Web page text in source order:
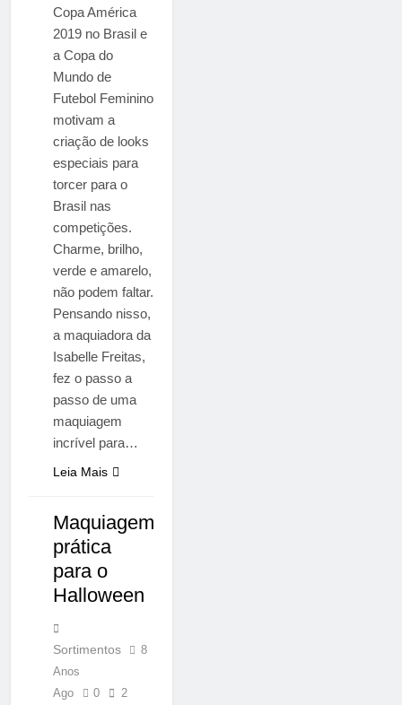
Copa América
2019 no Brasil e
a Copa do
Mundo de
Futebol Feminino
motivam a
criação de looks
especiais para
torcer para o
Brasil nas
competições.
Charme, brilho,
verde e amarelo,
não podem faltar.
Pensando nisso,
a maquiadora da
Isabelle Freitas,
fez o passo a
passo de uma
maquiagem
incrível para…
Leia Mais
NOTÍCIAS
Maquiagem
prática
para o
Halloween
Sortimentos
8
Anos
Ago
0 2